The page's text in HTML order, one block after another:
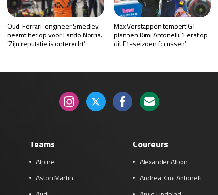
Oud-Ferrari-engineer Smedley
neemt het op voor Lando Norris:
‘Zijn reputatie is onterecht’
Max Verstappen tempert GT-
plannen Kimi Antonelli: ‘Eerst op
dit F1-seizoen focussen’
Teams
Alpine
Aston Martin
Coureurs
Alexander Albon
Andrea Kimi Antonelli